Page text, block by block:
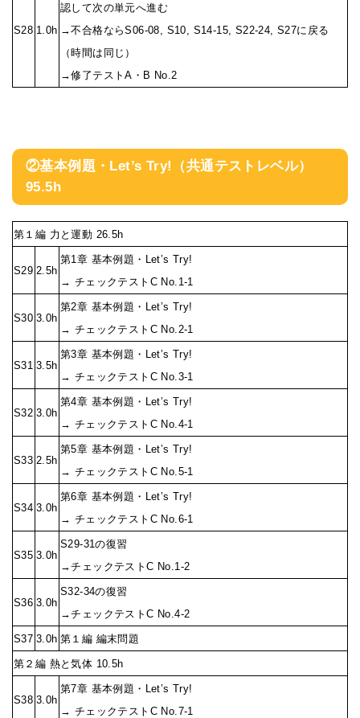
S28 1.0h
認して次の単元へ進む
→不合格ならS06-08, S10, S14-15, S22-24, S27に戻る
（時間は同じ）
→修了テストA・B No.2
②基本例題・Let’s Try!（共通テストレベル）
95.5h
第１編 力と運動 26.5h
S29 2.5h
第1章 基本例題・Let’s Try!
→ チェックテストC No.1-1
S30 3.0h
第2章 基本例題・Let’s Try!
→ チェックテストC No.2-1
S31 3.5h
第3章 基本例題・Let’s Try!
→ チェックテストC No.3-1
S32 3.0h
第4章 基本例題・Let’s Try!
→ チェックテストC No.4-1
S33 2.5h
第5章 基本例題・Let’s Try!
→ チェックテストC No.5-1
S34 3.0h
第6章 基本例題・Let’s Try!
→ チェックテストC No.6-1
S35 3.0h
S29-31の復習
→チェックテストC No.1-2
S36 3.0h
S32-34の復習
→チェックテストC No.4-2
S37 3.0h 第１編 編末問題
第２編 熱と気体 10.5h
S38 3.0h
第7章 基本例題・Let’s Try!
→ チェックテストC No.7-1